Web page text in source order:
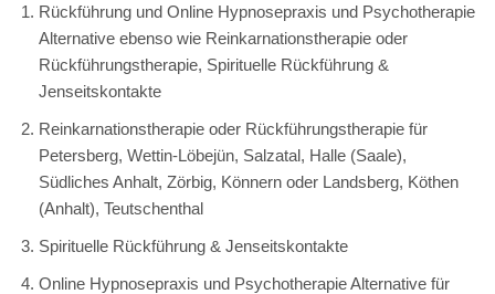
Rückführung und Online Hypnosepraxis und Psychotherapie
Alternative ebenso wie Reinkarnationstherapie oder
Rückführungstherapie, Spirituelle Rückführung &
Jenseitskontakte
Reinkarnationstherapie oder Rückführungstherapie für
Petersberg, Wettin-Löbejün, Salzatal, Halle (Saale),
Südliches Anhalt, Zörbig, Könnern oder Landsberg, Köthen
(Anhalt), Teutschenthal
Spirituelle Rückführung & Jenseitskontakte
Online Hypnosepraxis und Psychotherapie Alternative für